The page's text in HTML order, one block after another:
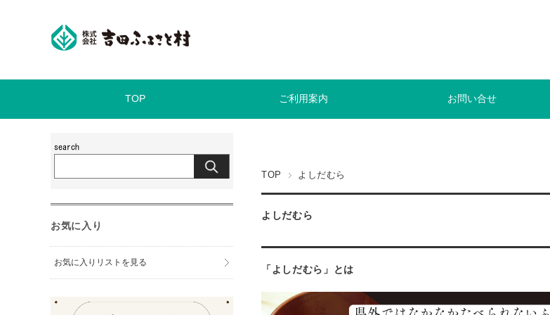
TOP ご利用案内 お問い合せ
TOP よしだむら
よしだむら
「よしだむら」とは
お気に入り
お気に入りリストを見る